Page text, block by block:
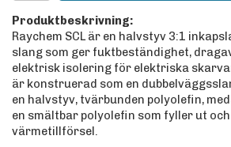
Produktbeskrivning:
Raychem SCL är en halvstyv 3:1
slang som ger fuktbeständighet,
elektrisk isolering för elektriska
är konstruerad som en
en halvstyv, tvärbunden polyolefin,
en smältbar polyolefin som fyller ut
värmetillförsel.